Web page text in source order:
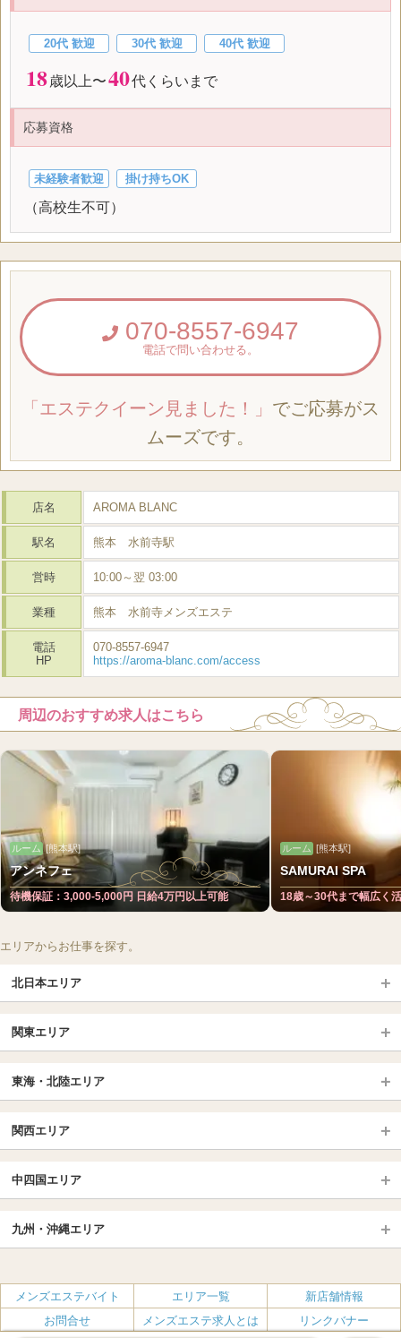
20代 歓迎 30代 歓迎 40代 歓迎
18歳以上〜40代くらいまで
応募資格
未経験者歓迎 掛け持ちOK
（高校生不可）
070-8557-6947
電話で問い合わせる。
「エステクイーン見ました！」 でご応募がス
ムーズです。
店名 AROMA BLANC
駅名 熊本 水前寺駅
営時 10:00～翌 03:00
業種 熊本 水前寺メンズエステ
電話
HP
070-8557-6947
https://aroma-blanc.com/access
周辺のおすすめ求人はこちら
ルーム [熊本駅]
アンネフェ
待機保証：3,000-5,000円 日給4万円以上可能
ルーム [熊本駅]
SAMURAI SPA
18歳～30代まで幅広く
エリアからお仕事を探す。
北日本エリア
北海道（札幌・旭川・函館）
青森
岩手 (盛岡・北上)
福島 (いわき・郡山)
山形
長野・松本・上田
群馬（伊勢崎・高崎・前橋）
関東エリア
大宮・浦和・川口
越谷・春日部
千葉TOP
松戸・柏
池袋・大塚
新宿
恵比寿・目黒・自由が丘
赤坂・麻布・六本木
品川・五反田・蒲田
銀座・東京・新橋
東海・北陸エリア
愛知（名古屋）
岐阜県
北陸
名古屋TOP
丸の内・久屋・高岳
大須・上前津・鶴舞
新栄町・東新町
千種・今池・黒川・大曽根
関西エリア
京都駅・伏見区
烏丸御池駅
四条烏丸・河原町・祇園四条
三条・京都市役所前
大阪エリア
梅田・北新地
肥後橋・淀屋橋・北浜
中四国エリア
広島
岡山
香川（高松）
愛媛（松山）
徳島
高知
九州・沖縄エリア
福岡
佐賀
長崎
熊本
メンズエステバイト エリア一覧
新店舗情報
お問合せ
メンズエステ求人とは
リンクバナー